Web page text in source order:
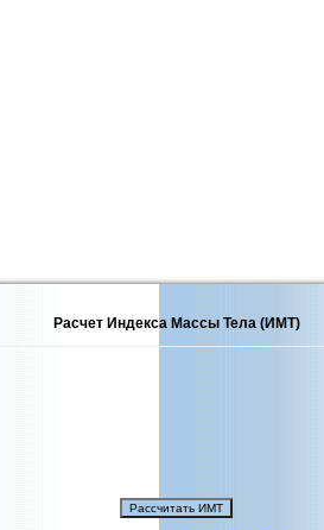
Расчет Индекса Массы Тела (ИМТ)